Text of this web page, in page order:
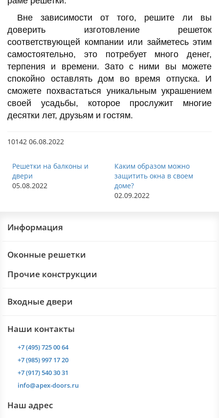
Вне зависимости от того, решите ли вы
доверить изготовление решеток
соответствующей компании или займетесь этим
самостоятельно, это потребует много денег,
терпения и времени. Зато с ними вы можете
спокойно оставлять дом во время отпуска. И
сможете похвастаться уникальным украшением
своей усадьбы, которое прослужит многие
десятки лет, друзьям и гостям.
10142 06.08.2022
Решетки на балконы и
двери
05.08.2022
Каким образом можно
защитить окна в своем
доме?
02.09.2022
Информация
Оконные решетки
Прочие конструкции
Входные двери
Наши контакты
+7 (495) 725 00 64
+7 (985) 997 17 20
+7 (917) 540 30 31
info@apex-doors.ru
Наш адрес